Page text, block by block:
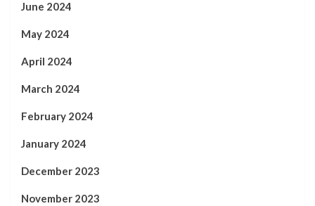
June 2024
May 2024
April 2024
March 2024
February 2024
January 2024
December 2023
November 2023